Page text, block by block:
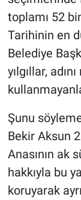
toplamı 52
Tarihinin en
Belediye
yılgıllar,
Şunu
Bekir Aksun
Anasının ak
hakkıyla bu
koruyarak